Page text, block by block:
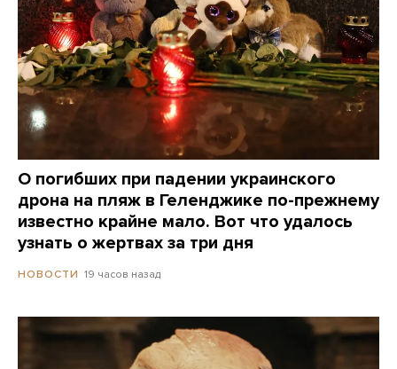
О погибших при падении украинского
дрона на пляж в Геленджике по-прежнему
известно крайне мало. Вот что удалось
узнать о жертвах за три дня
НОВОСТИ 19 часов назад